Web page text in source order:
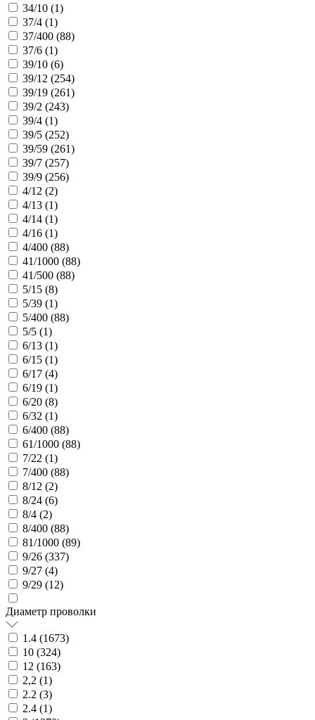
34/10 (1)
37/4 (1)
37/400 (88)
37/6 (1)
39/10 (6)
39/12 (254)
39/19 (261)
39/2 (243)
39/4 (1)
39/5 (252)
39/59 (261)
39/7 (257)
39/9 (256)
4/12 (2)
4/13 (1)
4/14 (1)
4/16 (1)
4/400 (88)
41/1000 (88)
41/500 (88)
5/15 (8)
5/39 (1)
5/400 (88)
5/5 (1)
6/13 (1)
6/15 (1)
6/17 (4)
6/19 (1)
6/20 (8)
6/32 (1)
6/400 (88)
61/1000 (88)
7/22 (1)
7/400 (88)
8/12 (2)
8/24 (6)
8/4 (2)
8/400 (88)
81/1000 (89)
9/26 (337)
9/27 (4)
9/29 (12)
Диаметр проволки
1.4 (1673)
10 (324)
12 (163)
2,2 (1)
2.2 (3)
2.4 (1)